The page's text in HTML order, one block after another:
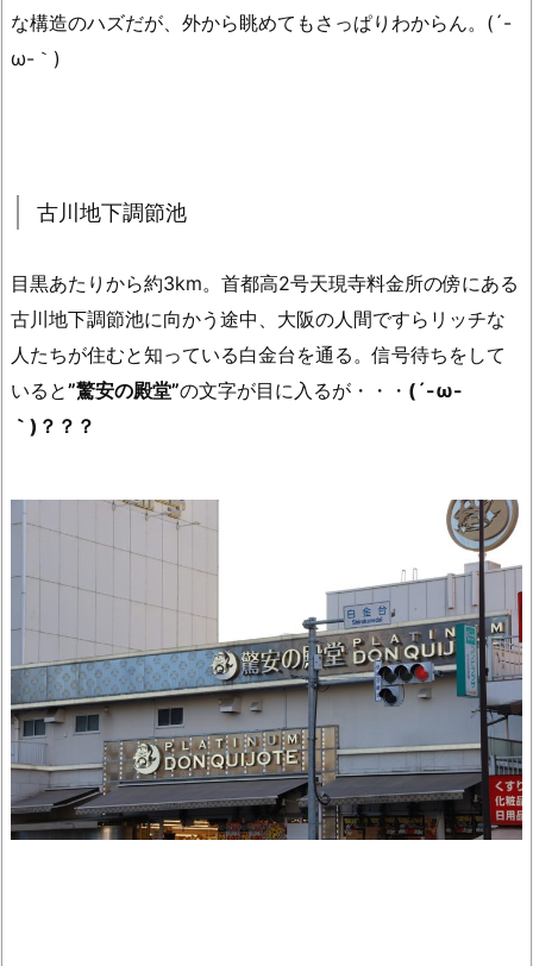
な構造のハズだが、外から眺めてもさっぱりわからん。(´-
ω-｀)
古川地下調節池
目黒あたりから約3km。首都高2号天現寺料金所の傍にある
古川地下調節池に向かう途中、大阪の人間ですらリッチな
人たちが住むと知っている白金台を通る。信号待ちをして
いると”驚安の殿堂”の文字が目に入るが・・・ (´-ω-
｀)？？？